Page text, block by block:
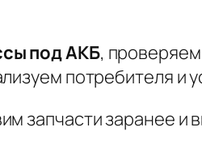
под АКБ,
потребителя и
запчасти заранее и